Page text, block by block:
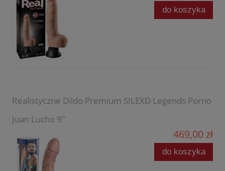
do koszyka
Realistyczne Dildo Premium SILEXD Legends Porno
Juan Lucho 9"
469,00 zł
do koszyka